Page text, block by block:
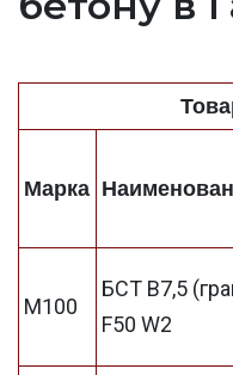
Марка
М100
БСТ В7,5
F50 W2